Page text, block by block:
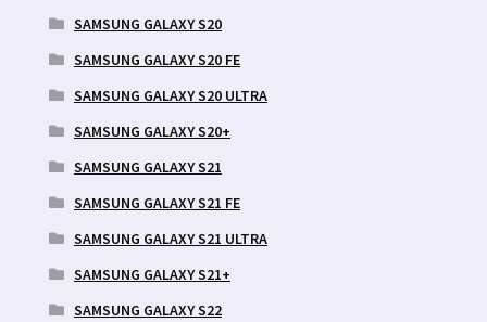
SAMSUNG GALAXY S20
SAMSUNG GALAXY S20 FE
SAMSUNG GALAXY S20 ULTRA
SAMSUNG GALAXY S20+
SAMSUNG GALAXY S21
SAMSUNG GALAXY S21 FE
SAMSUNG GALAXY S21 ULTRA
SAMSUNG GALAXY S21+
SAMSUNG GALAXY S22